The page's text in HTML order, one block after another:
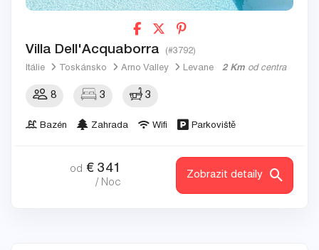
Villa Dell'Acquaborra (#3792)
Itálie Toskánsko Arno Valley Levane 2 Km od centra
8 3 3
Bazén Zahrada Wifi Parkoviště
od € 341
/ Noc
Zobrazit detaily